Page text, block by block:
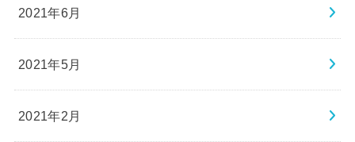
2021年6月
2021年5月
2021年2月